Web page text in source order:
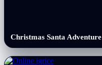
Christmas Santa Adventure